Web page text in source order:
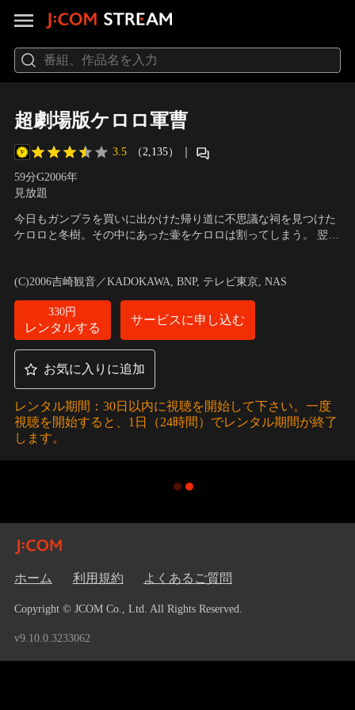
超劇場版ケロロ軍曹
3.5 （2,135） ｜
59分G2006年
見放題
今日もガンプラを買いに出かけた帰り道に不思議な祠を見つけた
ケロロと冬樹。その中にあった壷をケロロは割ってしまう。 翌日
い。ケロロたちの前に現れたミララは、キルルについて教える
が…。
(C)2006吉崎観音／KADOKAWA, BNP, テレビ東京, NAS
330円
レンタルする
サービスに申し込む
お気に入りに追加
レンタル期間：30日以内に視聴を開始して下さい。一度
視聴を開始すると、1日（24時間）でレンタル期間が終了
します。
ホーム 利用規約 よくあるご質問
Copyright © JCOM Co., Ltd. All Rights Reserved.
v9.10.0.3233062